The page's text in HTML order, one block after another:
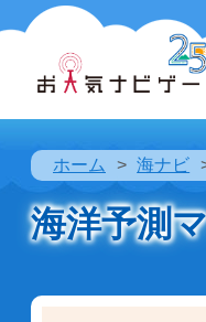
ホーム 海ナビ
海洋予測